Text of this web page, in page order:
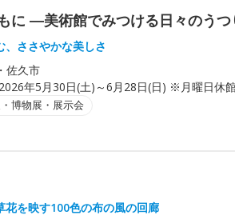
―美術館でみつける日々のうつ
、ささやかな美しさ
佐久市
2026年5月30日(土)～6月28日(日) ※月曜日休
博物展・展示会
花を映す100色の布の風の回廊